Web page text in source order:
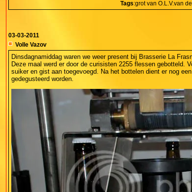
nul km
Tags:grot van O.L.V.van
03-03-2011
Volle Vazov
Dinsdagnamiddag waren we weer present bij Brasserie La
Deze maal werd er door de curisisten 2255 flessen gebotteld.
suiker en gist aan toegevoegd. Na het bottelen dient er nog
gedegusteerd worden.